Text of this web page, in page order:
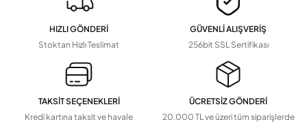
HIZLI GÖNDERİ
Stoktan Hızlı Teslimat
GÜVENLİ ALIŞVERİŞ
256bit SSL Sertifikası
TAKSİT SEÇENEKLERİ
Kredi kartına taksit ve havale
ÜCRETSİZ GÖNDERİ
20.000 TL ve üzeri tüm siparişlerde